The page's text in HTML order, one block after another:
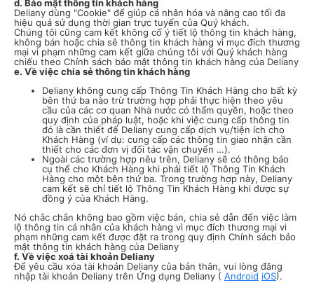
d. Bảo mật thông tin khách hàng
Deliany dùng "Cookie" để giúp cá nhân hóa và nâng cao tối đa
hiệu quả sử dụng thời gian trực tuyến của Quý khách.
Chúng tôi cũng cam kết không cố ý tiết lộ thông tin khách hàng,
không bán hoặc chia sẻ thông tin khách hàng vì mục đích thương
mại vi phạm những cam kết giữa chúng tôi với Quý khách hàng
chiếu theo Chính sách bảo mật thông tin khách hàng của Deliany
e. Về việc chia sẻ thông tin khách hàng
Deliany không cung cấp Thông Tin Khách Hàng cho bất kỳ
bên thứ ba nào trừ trường hợp phải thực hiện theo yêu
cầu của các cơ quan Nhà nước có thẩm quyền, hoặc theo
quy định của pháp luật, hoặc khi việc cung cấp thông tin
đó là cần thiết để Deliany cung cấp dịch vụ/tiện ích cho
Khách Hàng (ví dụ: cung cấp các thông tin giao nhận cần
thiết cho các đơn vị đối tác vận chuyển …).
Ngoài các trường hợp nêu trên, Deliany sẽ có thông báo
cụ thể cho Khách Hàng khi phải tiết lộ Thông Tin Khách
Hàng cho một bên thứ ba. Trong trường hợp này, Deliany
cam kết sẽ chỉ tiết lộ Thông Tin Khách Hàng khi được sự
đồng ý của Khách Hàng.
Nó chắc chắn không bao gồm việc bán, chia sẻ dẫn đến việc làm
lộ thông tin cá nhân của khách hàng vì mục đích thương mại vi
phạm những cam kết được đặt ra trong quy định Chính sách bảo
mật thông tin khách hàng của Deliany
f. Về việc xoá tài khoản Deliany
Để yêu cầu xóa tài khoản Deliany của bản thân, vui lòng đăng
nhập tài khoản Deliany trên Ứng dụng Deliany ( Android iOS).